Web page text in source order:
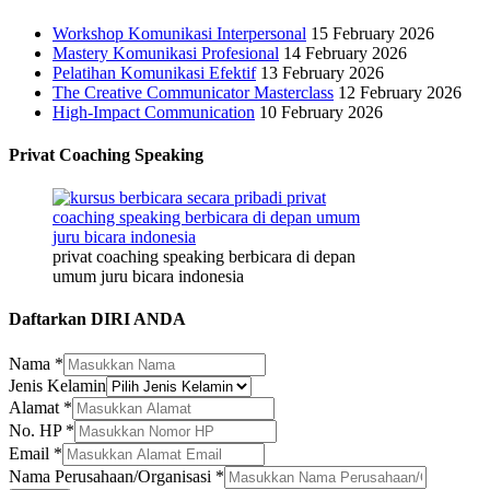
Workshop Komunikasi Interpersonal 15 February 2026
Mastery Komunikasi Profesional 14 February 2026
Pelatihan Komunikasi Efektif 13 February 2026
The Creative Communicator Masterclass 12 February 2026
High-Impact Communication 10 February 2026
Privat Coaching Speaking
privat coaching speaking berbicara di depan
umum juru bicara indonesia
Daftarkan DIRI ANDA
Nama *
Jenis Kelamin
Alamat *
Email
HP
Alamat
No. HP *
Email *
Nama Perusahaan/Organisasi *